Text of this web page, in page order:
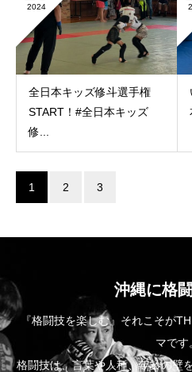
2024
全日本キッズ修斗選手権
START！️#全日本キッズ
修...
1 2 3
沖縄に格闘
『格闘技を楽しむ』それこそが
マです
格闘技は、言葉や人種、年齢の壁